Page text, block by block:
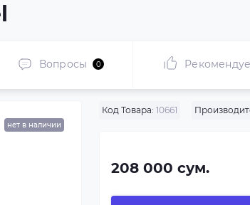
Вопросы 0
нет в наличии
Код Товара: 10661
208 000 сум.